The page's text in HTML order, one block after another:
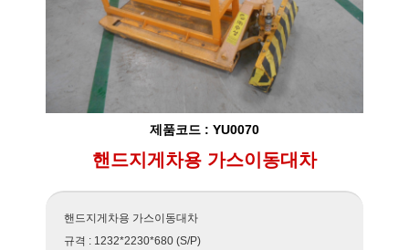
제품코드 : YU0070
핸드지게차용 가스이동대차
핸드지게차용 가스이동대차
규격 : 1232*2230*680 (S/P)